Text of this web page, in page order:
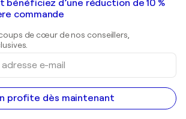
bénéficiez d’une réduction de 10 %
commande
de cœur de nos conseillers,
profite dès maintenant